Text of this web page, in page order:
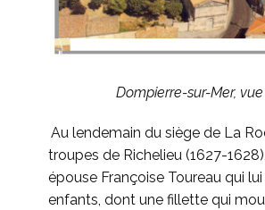
Dompierre-sur-Mer, vue
Au lendemain du siège de La
troupes de Richelieu (1627-
épouse Françoise Toureau qui
enfants, dont une fillette qui